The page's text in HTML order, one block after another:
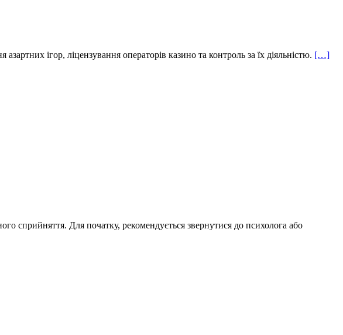
ігор, ліцензування операторів казино та контроль за їх діяльністю. […]
сприйняття. Для початку, рекомендується звернутися до психолога або